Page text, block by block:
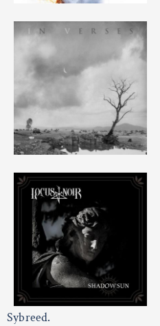
Sybreed.